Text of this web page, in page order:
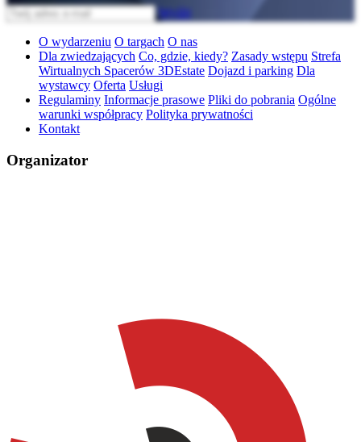
Wyślij
O wydarzeniu O targach O nas
Dla zwiedzających Co, gdzie, kiedy? Zasady wstępu Strefa
Wirtualnych Spacerów 3DEstate Dojazd i parking Dla
wystawcy Oferta Usługi
Regulaminy Informacje prasowe Pliki do pobrania Ogólne
warunki współpracy Polityka prywatności
Kontakt
Organizator